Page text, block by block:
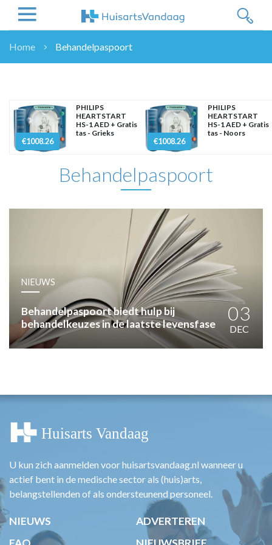
OVERHEID
WETENSCHAP
ZORGVERZEKERAARS
NASCHOLINGEN
ENQUÊTES
HUISARTSENPOST
PRAKTIJKZAKEN
TARIEVEN
VPHUISARTSEN
MEDISCHE VAKHANDEL
Home Behandelpaspoort
€1008.26
PHILIPS
HEARTSTART
HS-1 AED + Gratis
tas - Grieks
€1008.26
PHILIPS
HEARTSTART
HS-1 AED + Gratis
tas - Noors
Behandelpaspoort
NIEUWS
Behandelpaspoort biedt hulp bij
behandelkeuzes in de laatste levensfase
03
DEC
U kun zich aanmelden voor huisartsvandaag.nl wanneer u
actief bent in de medische sector als (huis)arts,
belangstellenden of als ondersteunend personeel.
NIEUWS
ADVERTEREN